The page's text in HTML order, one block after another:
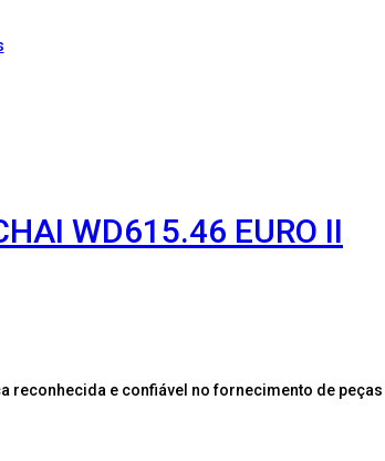
WD615.46 EURO II
reconhecida e confiável no fornecimento de